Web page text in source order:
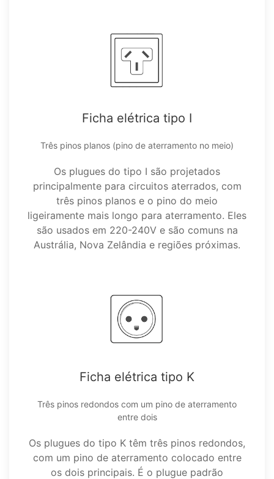
Ficha elétrica tipo I
Três pinos planos (pino de aterramento no meio)
Os plugues do tipo I são projetados
principalmente para circuitos aterrados, com
três pinos planos e o pino do meio
ligeiramente mais longo para aterramento. Eles
são usados em 220-240V e são comuns na
Austrália, Nova Zelândia e regiões próximas.
Ficha elétrica tipo K
Três pinos redondos com um pino de aterramento
entre dois
Os plugues do tipo K têm três pinos redondos,
com um pino de aterramento colocado entre
os dois principais. É o plugue padrão